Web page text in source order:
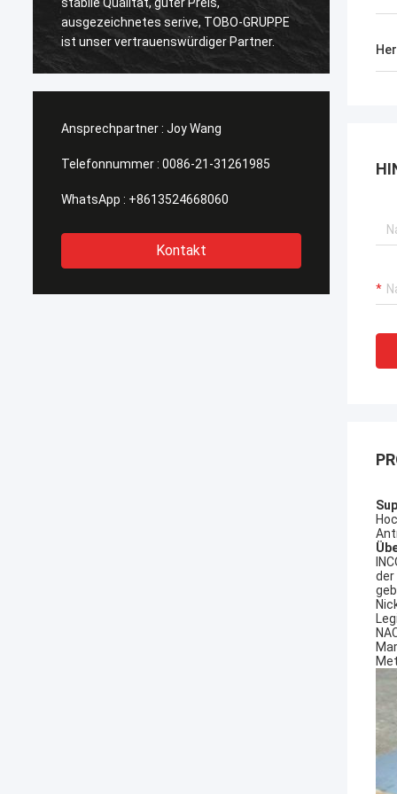
ausgezeichnetes serive, TOBO-GRUPPE
ist unser vertrauenswürdiger Partner.
Ansprechpartner : Joy Wang
Telefonnummer : 0086-21-31261985
WhatsApp : +8613524668060
Kontakt
der